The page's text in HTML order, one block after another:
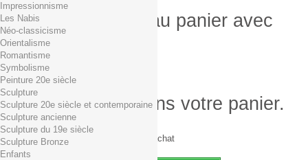
Produit ajouté au panier avec
succès
Quantité
Total
Il y a 1 produit dans votre panier.
Total produits TTC
Frais de port TTC
0,01€ dès 29€ d'achat
Total TTC
Impressionnisme
Les Nabis
Néo-classicisme
Orientalisme
Romantisme
Symbolisme
Peinture 20e siècle
Sculpture
Sculpture 20e siècle et contemporaine
Sculpture ancienne
Sculpture du 19e siècle
Sculpture Bronze
Enfants